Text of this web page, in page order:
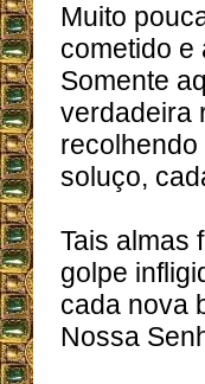
Muito
cometido e
Somente
verdadeira
soluço,
Tais almas
golpe
cada nova
Nossa